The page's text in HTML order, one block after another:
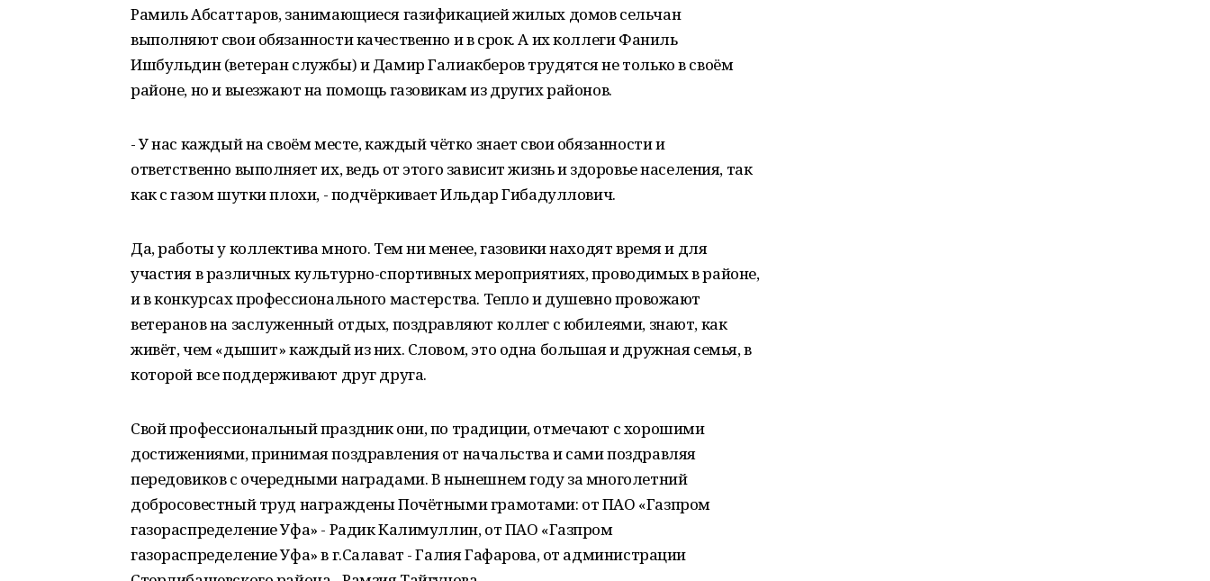
Рамиль Абсаттаров, занимающиеся газификацией жилых домов сельчан
выполняют свои обязанности качественно и в срок. А их коллеги Фаниль
Ишбульдин (ветеран службы) и Дамир Галиакберов трудятся не только в своём
районе, но и выезжают на помощь газовикам из других районов.
- У нас каждый на своём месте, каждый чётко знает свои обязан­ности и
ответственно выполняет их, ведь от этого зависит жизнь и здоровье населения, так
как с газом шутки плохи, - подчёркивает Ильдар Гибадуллович.
Да, работы у коллектива много. Тем ни менее, газовики находят вре­мя и для
участия в различных культурно-спортивных мероприятиях, проводимых в районе,
и в конкурсах профессионального мастерства. Тепло и душевно провожают
ветеранов на заслуженный отдых, по­здравляют коллег с юбилеями, знают, как
живёт, чем «дышит» каждый из них. Словом, это одна большая и дружная семья, в
которой все поддерживают друг друга.
Свой профессиональный праздник они, по традиции, отмечают с хо­рошими
достижениями, принимая поздравления от начальства и сами поздравляя
передовиков с очередными наградами. В нынешнем году за многолетний
добросовестный труд награждены Почётными грамо­тами: от ПАО «Газпром
газораспределение Уфа» - Радик Калимуллин, от ПАО «Газпром
газораспределение Уфа» в г.Салават - Галия Гафарова, от администрации